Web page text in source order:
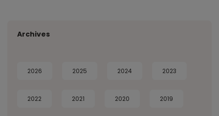
Archives
2026 2025 2024 2023
2022 2021 2020 2019